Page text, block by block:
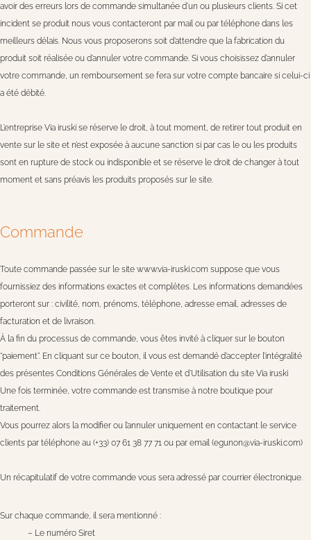
avoir des erreurs lors de commande simultanée d’un ou plusieurs clients. Si cet
incident se produit nous vous contacteront par mail ou par téléphone dans les
meilleurs délais. Nous vous proposerons soit d’attendre que la fabrication du
produit soit réalisée ou d’annuler votre commande. Si vous choisissez d’annuler
votre commande, un remboursement se fera sur votre compte bancaire si celui-ci
a été débité.
L’entreprise Via iruski se réserve le droit, à tout moment, de retirer tout produit en
vente sur le site et n’est exposée à aucune sanction si par cas le ou les produits
sont en rupture de stock ou indisponible et se réserve le droit de changer à tout
moment et sans préavis les produits proposés sur le site.
Commande
Toute commande passée sur le site www.via-iruski.com suppose que vous
fournissiez des informations exactes et complètes. Les informations demandées
porteront sur : civilité, nom, prénoms, téléphone, adresse email, adresses de
facturation et de livraison.
À la fin du processus de commande, vous êtes invité à cliquer sur le bouton
“paiement”. En cliquant sur ce bouton, il vous est demandé d’accepter l’intégralité
des présentes Conditions Générales de Vente et d’Utilisation du site Via iruski
Une fois terminée, votre commande est transmise à notre boutique pour
traitement.
Vous pourrez alors la modifier ou l’annuler uniquement en contactant le service
clients par téléphone au (+33) 07 61 38 77 71 ou par email (egunon@via-iruski.com)
Un récapitulatif de votre commande vous sera adressé par courrier électronique.
Sur chaque commande, il sera mentionné :
– Le numéro Siret